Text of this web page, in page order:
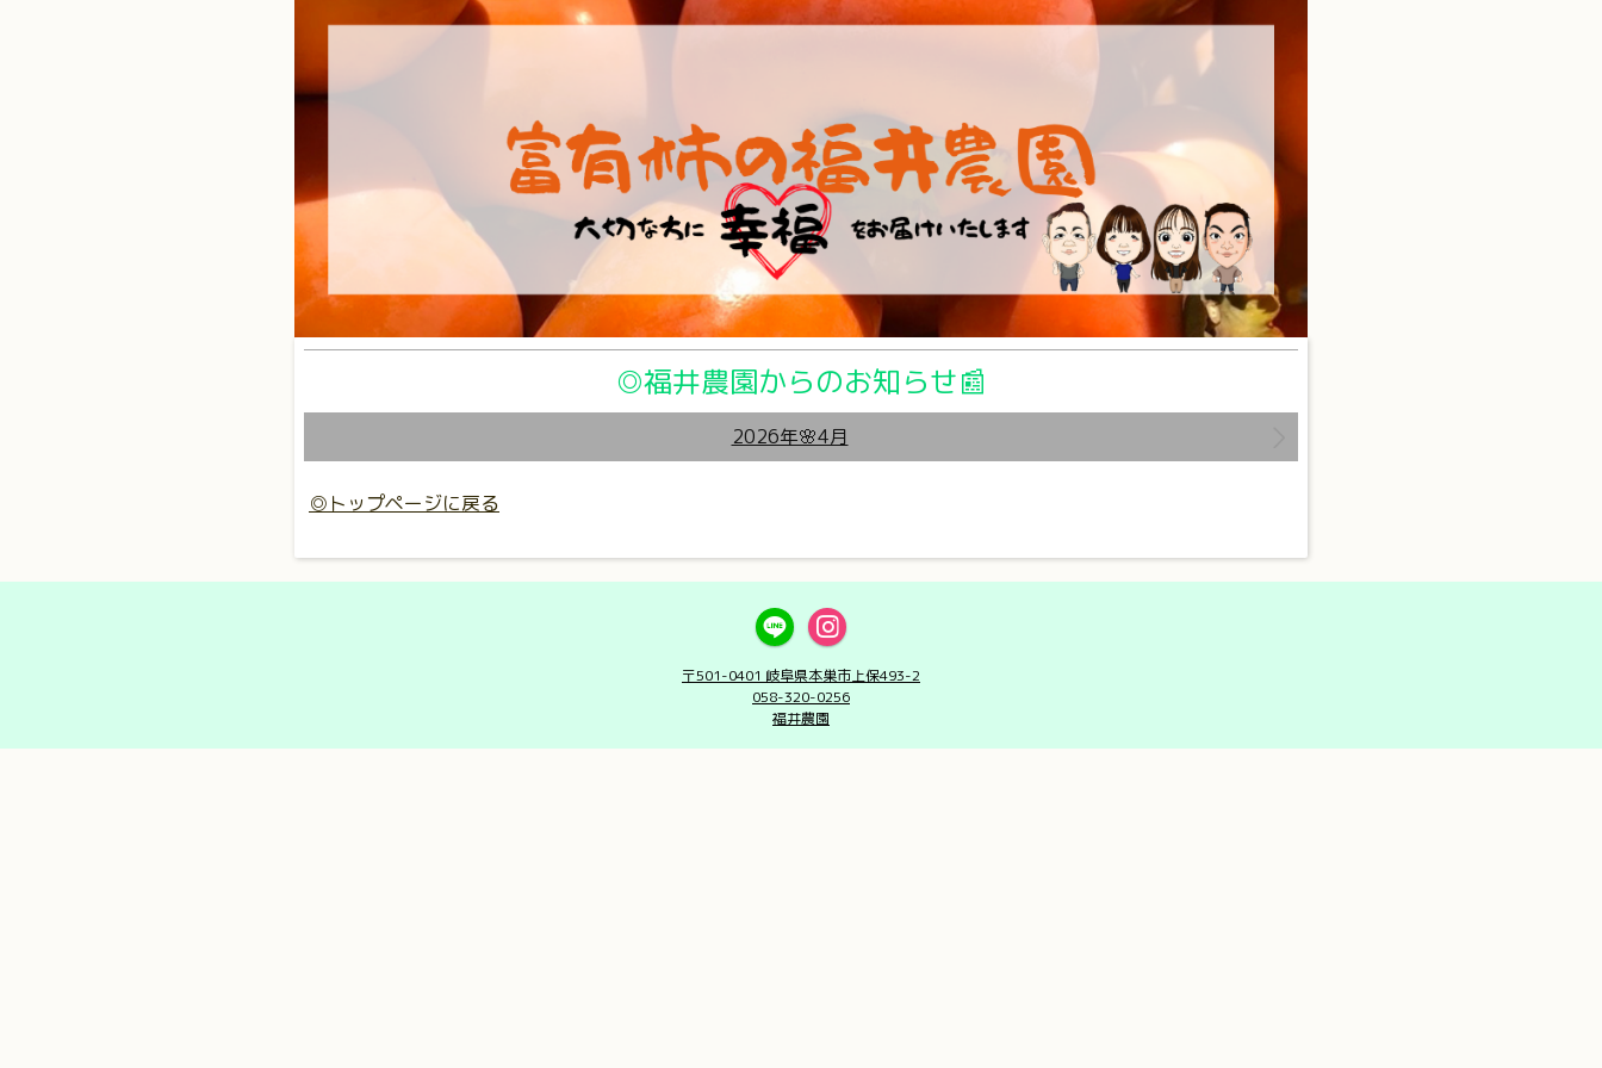
◎福井農園からのお知らせ📰
2026年🌸4月
◎トップページに戻る
〒501-0401 岐阜県本巣市上保493-2
058-320-0256
福井農園